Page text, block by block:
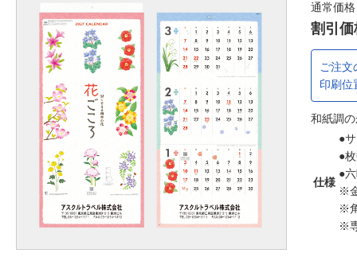
通常価格
割引価
ご注文
印刷位
和紙調
仕様
●
●
●
※
※
※